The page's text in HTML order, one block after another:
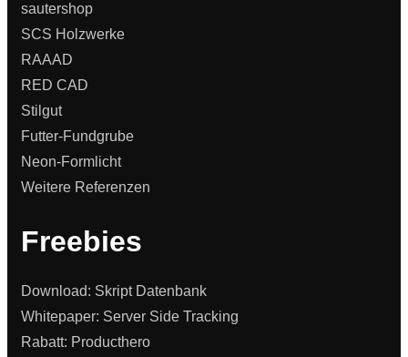
sautershop
SCS Holzwerke
RAAAD
RED CAD
Stilgut
Futter-Fundgrube
Neon-Formlicht
Weitere Referenzen
Freebies
Download: Skript Datenbank
Whitepaper: Server Side Tracking
Rabatt: Producthero